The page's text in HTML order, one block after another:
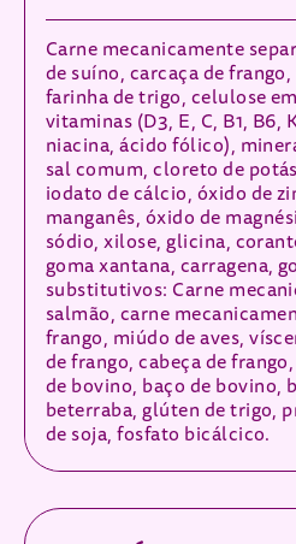
Carne mecanicamente
de suíno, carcaça de
farinha de trigo, celulose
vitaminas (D3, E, C, B1,
niacina, ácido fólico),
sal comum, cloreto de
iodato de cálcio, óxido de
manganês, óxido de
sódio, xilose, glicina,
goma xantana, carragena,
substitutivos: Carne
salmão, carne
frango, miúdo de aves,
de frango, cabeça de
de bovino, baço de bovino,
beterraba, glúten de trigo,
de soja, fosfato bicálcico.